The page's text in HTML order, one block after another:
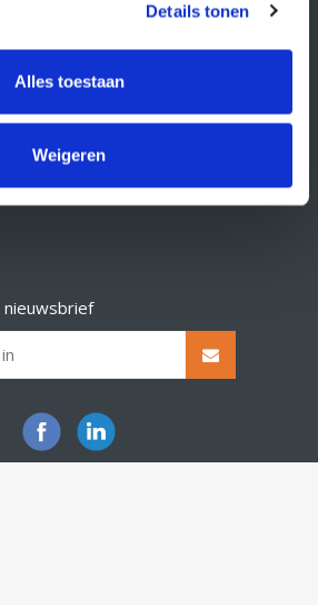
Details tonen
Alles toestaan
Weigeren
nieuwsbrief